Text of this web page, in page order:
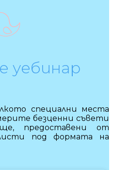
уебинар
специални места
безценни съвети
предоставени от
под формата на